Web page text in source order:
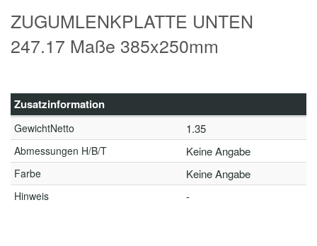
ZUGUMLENKPLATTE UNTEN
247.17 Maße 385x250mm
Zusatzinformation
GewichtNetto 1.35
Abmessungen H/B/T Keine Angabe
Farbe Keine Angabe
Hinweis -